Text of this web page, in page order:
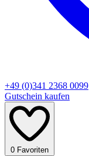
+49 (0)341 2368 0099
Gutschein kaufen
0 Favoriten